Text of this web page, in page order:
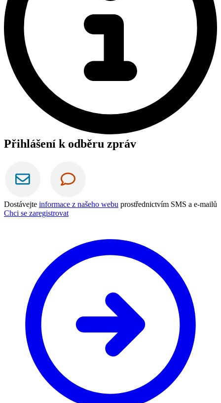
Přihlášení k odběru zpráv
Dostávejte informace z našeho webu prostřednictvím SMS a e-mailů
Chci se zaregistrovat